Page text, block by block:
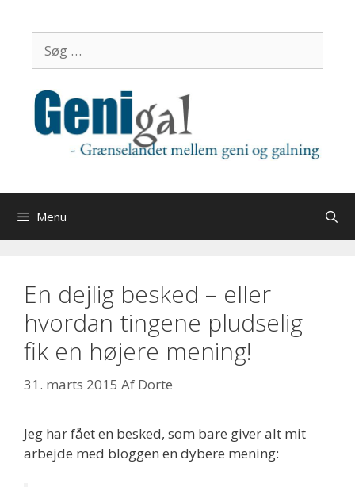
indhold
efter:
Menu
En dejlig besked – eller
hvordan tingene pludselig
fik en højere mening!
31. marts 2015 Af Dorte
Jeg har fået en besked, som bare giver alt mit
arbejde med bloggen en dybere mening: